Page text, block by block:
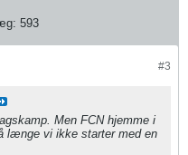
593
#3
Men FCN hjemme i
længe vi ikke starter med en